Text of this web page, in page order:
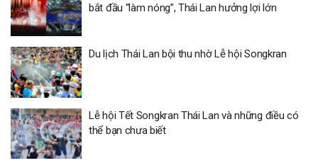
bắt đầu “làm nóng”, Thái Lan hưởng lợi lớn
Du lịch Thái Lan bội thu nhờ Lễ hội Songkran
Lễ hội Tết Songkran Thái Lan và những điều có
thể bạn chưa biết